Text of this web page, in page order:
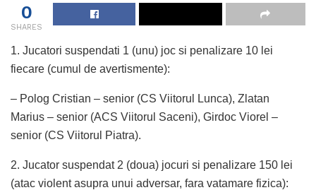
0
SHARES
1. Jucatori suspendati 1 (unu) joc si penalizare 10 lei
fiecare (cumul de avertismente):
– Polog Cristian – senior (CS Viitorul Lunca), Zlatan
Marius – senior (ACS Viitorul Saceni), Girdoc Viorel –
senior (CS Viitorul Piatra).
2. Jucator suspendat 2 (doua) jocuri si penalizare 150 lei
(atac violent asupra unui adversar, fara vatamare fizica):